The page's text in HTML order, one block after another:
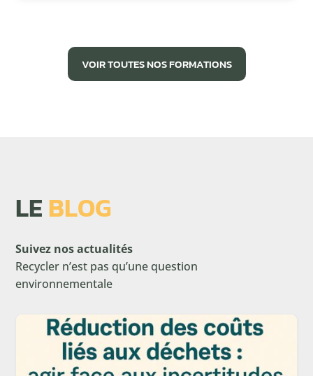
VOIR TOUTES NOS FORMATIONS
LEBLOG
Suivez nos actualités
Recycler n’est pas qu’une question
environnementale